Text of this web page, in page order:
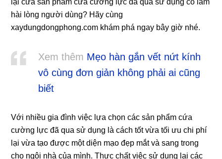
lại cửa sản phẩm cửa cường lực đã qua sử dụng có làm
hài lòng người dùng? Hãy cùng
xaydungdongphong.com khám phá ngay bây giờ nhé.
Xem thêm Mẹo hàn gắn vết nứt kính
vô cùng đơn giản không phải ai cũng
biết
Với nhiều gia đình việc lựa chọn các sản phẩm cứa
cường lực đã qua sử dụng là cách tốt vừa tối ưu chi phí
lại vừa tạo được một diện mạo đẹp mắt và sang trong
cho ngôi nhà của mình. Thực chất việc sử dụng lại các